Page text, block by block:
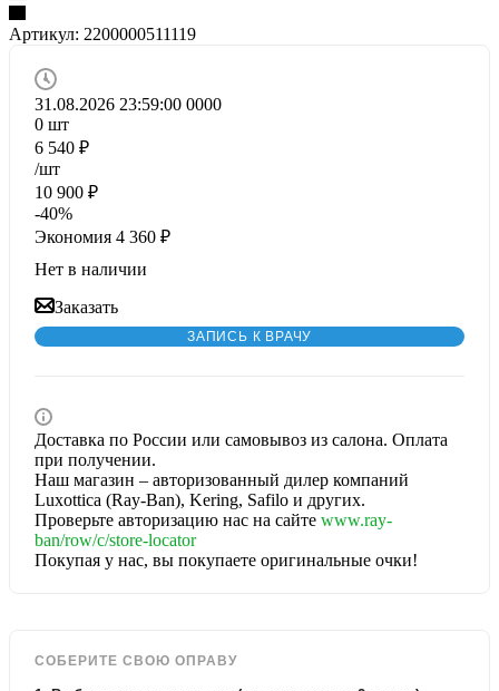
Артикул: 2200000511119
31.08.2026 23:59:00 0000
0 шт
6 540 ₽
/шт
10 900 ₽
-40%
Экономия 4 360 ₽
Нет в наличии
Заказать
ЗАПИСЬ К ВРАЧУ
Доставка по России или самовывоз из салона. Оплата
при получении.
Наш магазин – авторизованный дилер компаний
Luxottica (Ray-Ban), Kering, Safilo и других.
Проверьте авторизацию нас на сайте www.ray-
ban/row/c/store-locator
Покупая у нас, вы покупаете оригинальные очки!
СОБЕРИТЕ СВОЮ ОПРАВУ